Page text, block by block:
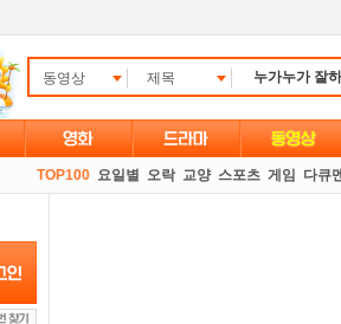
동영상 제목
TOP100 요일별 오락 교양 스포츠 게임 다큐